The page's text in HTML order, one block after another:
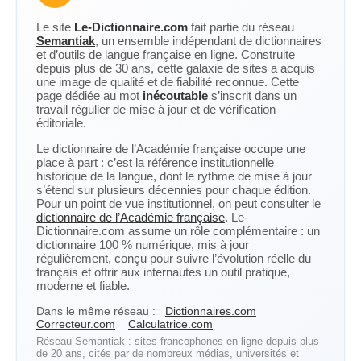
Le site Le-Dictionnaire.com fait partie du réseau
Semantiak, un ensemble indépendant de dictionnaires
et d’outils de langue française en ligne. Construite
depuis plus de 30 ans, cette galaxie de sites a acquis
une image de qualité et de fiabilité reconnue. Cette
page dédiée au mot inécoutable s’inscrit dans un
travail régulier de mise à jour et de vérification
éditoriale.
Le dictionnaire de l’Académie française occupe une
place à part : c’est la référence institutionnelle
historique de la langue, dont le rythme de mise à jour
s’étend sur plusieurs décennies pour chaque édition.
Pour un point de vue institutionnel, on peut consulter le
dictionnaire de l’Académie française. Le-
Dictionnaire.com assume un rôle complémentaire : un
dictionnaire 100 % numérique, mis à jour
régulièrement, conçu pour suivre l’évolution réelle du
français et offrir aux internautes un outil pratique,
moderne et fiable.
Dans le même réseau :
Dictionnaires.com
Correcteur.com
Calculatrice.com
Réseau Semantiak : sites francophones en ligne depuis plus
de 20 ans, cités par de nombreux médias, universités et